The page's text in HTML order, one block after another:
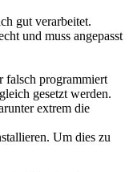
gut verarbeitet.
und muss angepasst
falsch programmiert
gesetzt werden.
extrem die
Um dies zu